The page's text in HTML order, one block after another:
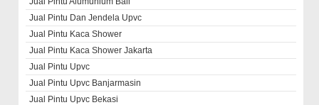
Jual Pintu Dan Jendela Upvc
Jual Pintu Kaca Shower
Jual Pintu Kaca Shower Jakarta
Jual Pintu Upvc
Jual Pintu Upvc Banjarmasin
Jual Pintu Upvc Bekasi